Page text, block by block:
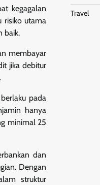
kegagalan
risiko utama
baik.
membayar
jika debitur
pada
hanya
minimal 25
dan
Dengan
struktur
Travel